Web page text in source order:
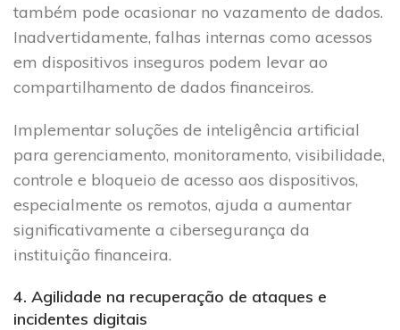
também pode ocasionar no vazamento de dados.
Inadvertidamente, falhas internas como acessos
em dispositivos inseguros podem levar ao
compartilhamento de dados financeiros.
Implementar soluções de inteligência artificial
para gerenciamento, monitoramento, visibilidade,
controle e bloqueio de acesso aos dispositivos,
especialmente os remotos, ajuda a aumentar
significativamente a cibersegurança da
instituição financeira.
4. Agilidade na recuperação de ataques e
incidentes digitais